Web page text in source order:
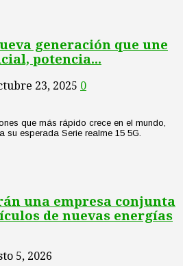
generación que une
potencia...
23, 2025 0
que más rápido crece en el mundo,
esperada Serie realme 15 5G.
una empresa conjunta
de nuevas energías
5, 2026